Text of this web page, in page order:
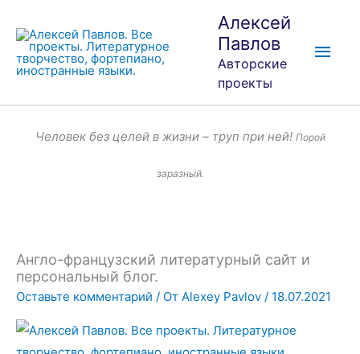
содержимому
Алексей
Павлов
Авторские
проекты
Человек без целей в жизни – труп при ней! Порой
заразный.
Англо-французский литературный сайт и
персональный блог.
Оставьте комментарий / От Alexey Pavlov / 18.07.2021